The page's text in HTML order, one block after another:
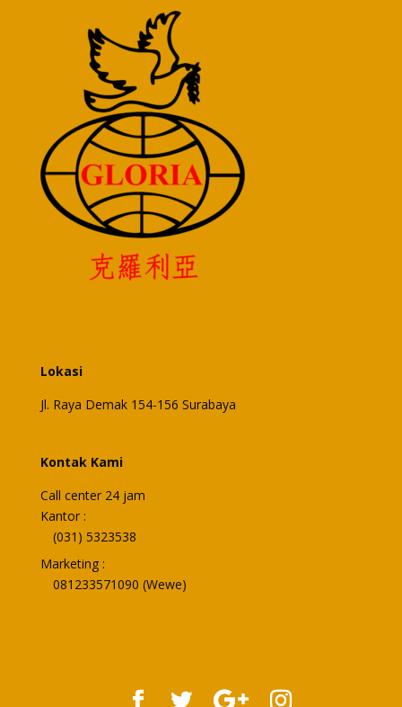
Lokasi
Jl. Raya Demak 154-156 Surabaya
Kontak Kami
Call center 24 jam
Kantor :
(031) 5323538
Marketing :
081233571090 (Wewe)